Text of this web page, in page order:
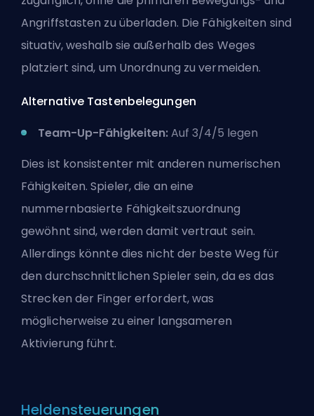
Angriffstasten zu überladen. Die Fähigkeiten sind
situativ, weshalb sie außerhalb des Weges
platziert sind, um Unordnung zu vermeiden.
Alternative Tastenbelegungen
Team-Up-Fähigkeiten:Auf 3/4/5 legen
Dies ist konsistenter mit anderen numerischen
Fähigkeiten. Spieler, die an eine
nummernbasierte Fähigkeitszuordnung
gewöhnt sind, werden damit vertraut sein.
Allerdings könnte dies nicht der beste Weg für
den durchschnittlichen Spieler sein, da es das
Strecken der Finger erfordert, was
möglicherweise zu einer langsameren
Aktivierung führt.
Heldensteuerungen